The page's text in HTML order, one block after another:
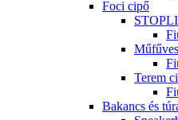
Foci cipő
Terem
Bakancs és